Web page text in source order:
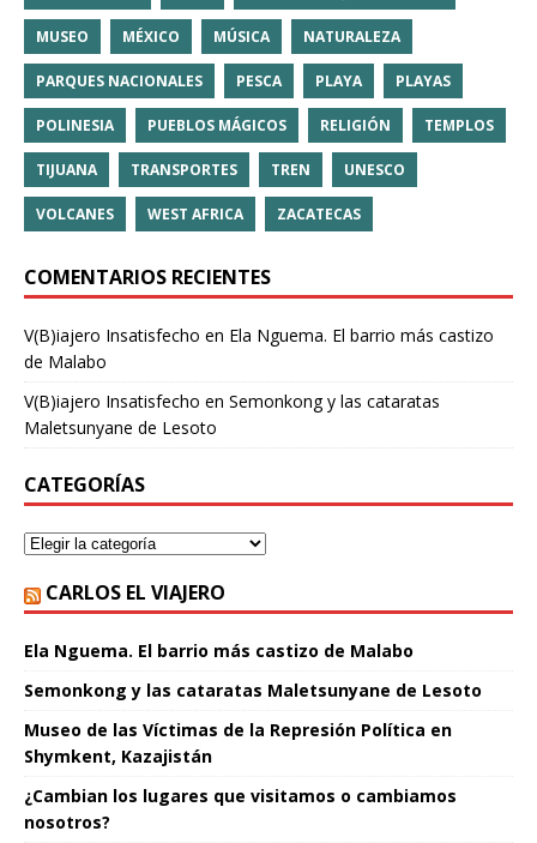
MUSEO MÉXICO MÚSICA NATURALEZA
PARQUES NACIONALES PESCA PLAYA PLAYAS
POLINESIA PUEBLOS MÁGICOS RELIGIÓN TEMPLOS
TIJUANA TRANSPORTES TREN UNESCO
VOLCANES WEST AFRICA ZACATECAS
COMENTARIOS RECIENTES
V(B)iajero Insatisfecho en Ela Nguema. El barrio más castizo
de Malabo
V(B)iajero Insatisfecho en Semonkong y las cataratas
Maletsunyane de Lesoto
CATEGORÍAS
CARLOS EL VIAJERO
Ela Nguema. El barrio más castizo de Malabo
Semonkong y las cataratas Maletsunyane de Lesoto
Museo de las Víctimas de la Represión Política en
Shymkent, Kazajistán
¿Cambian los lugares que visitamos o cambiamos
nosotros?